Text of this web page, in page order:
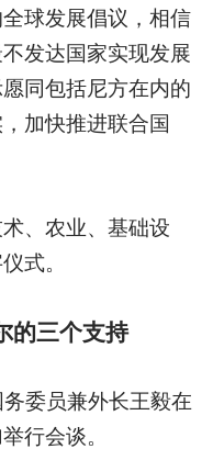
球发展倡议，相信
发达国家实现发展
同包括尼方在内的
加快推进联合国
、农业、基础设
式。
的三个支持
委员兼外长王毅在
行会谈。